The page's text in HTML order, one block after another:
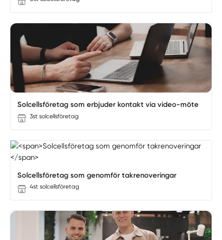
Solcellsföretag som erbjuder kontakt via video-möte
3st solcellsföretag
Solcellsföretag som genomför takrenoveringar
4st solcellsföretag